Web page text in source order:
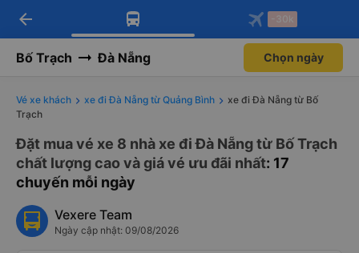
Tải app Vexere ngay!
Nhận ưu đãi thành viên độc
Mở app
Tải app Vexere
-30k/ghế khi đặt vé máy bay qua
Mở app
arrow_back -30k
Bố Trạch Đà Nẵng Chọn ngày
Vé xe khách xe đi Đà Nẵng từ Quảng Bình
xe đi Đà Nẵng từ Bố
Trạch
Đặt mua vé xe 8 nhà xe đi Đà Nẵng từ Bố Trạch
chất lượng cao và giá vé ưu đãi nhất: 17
chuyến mỗi ngày
Vexere Team
Ngày cập nhật: 09/08/2026